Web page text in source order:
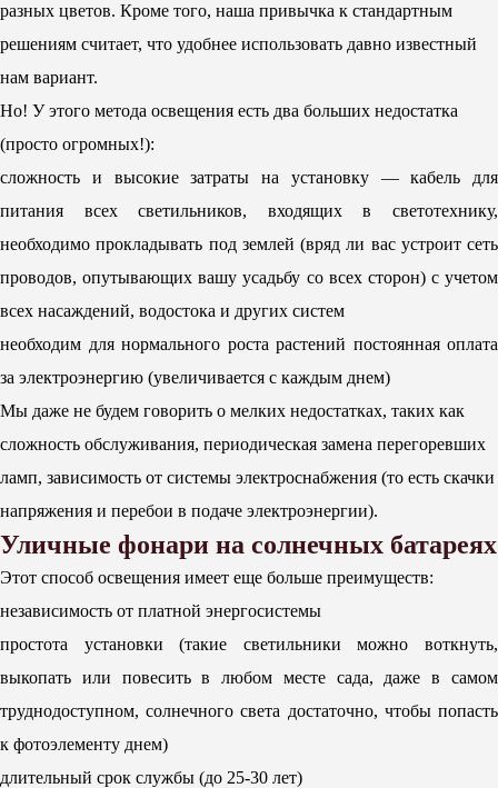
разных цветов. Кроме того, наша привычка к стандартным
решениям считает, что удобнее использовать давно известный
нам вариант.
Но! У этого метода освещения есть два больших недостатка
(просто огромных!):
сложность и высокие затраты на установку — кабель для
питания всех светильников, входящих в светотехнику,
необходимо прокладывать под землей (вряд ли вас устроит сеть
проводов, опутывающих вашу усадьбу со всех сторон) с учетом
всех насаждений, водостока и других систем
необходим для нормального роста растений постоянная оплата
за электроэнергию (увеличивается с каждым днем)
Мы даже не будем говорить о мелких недостатках, таких как
сложность обслуживания, периодическая замена перегоревших
ламп, зависимость от системы электроснабжения (то есть скачки
напряжения и перебои в подаче электроэнергии).
Уличные фонари на солнечных батареях
Этот способ освещения имеет еще больше преимуществ:
независимость от платной энергосистемы
простота установки (такие светильники можно воткнуть,
выкопать или повесить в любом месте сада, даже в самом
труднодоступном, солнечного света достаточно, чтобы попасть
к фотоэлементу днем)
длительный срок службы (до 25-30 лет)